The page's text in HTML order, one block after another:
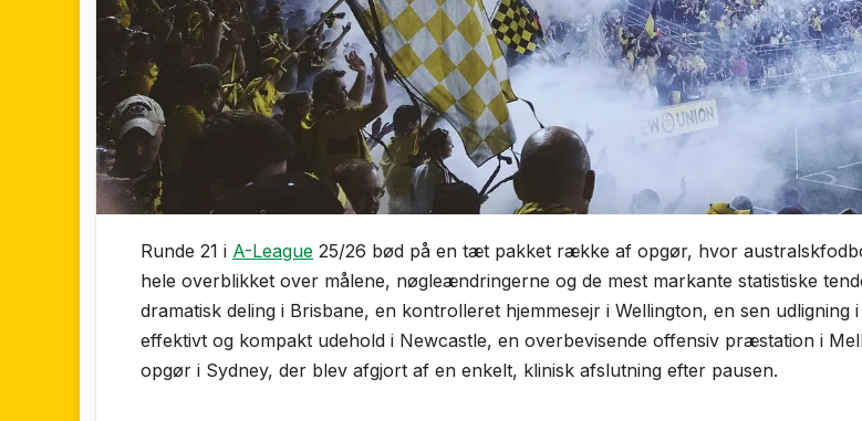
Runde 21 i A-League 25/26 bød på en tæt pakket række af opgør, hvor
hele overblikket over målene, nøgleændringerne og de mest markante statistiske
dramatisk deling i Brisbane, en kontrolleret hjemmesejr i Wellington, en sen udligning
effektivt og kompakt udehold i Newcastle, en overbevisende offensiv præstation i
opgør i Sydney, der blev afgjort af en enkelt, klinisk afslutning efter pausen.